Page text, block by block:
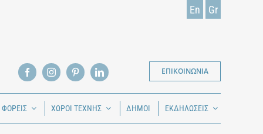
En Gr
ΕΠΙΚΟΙΝΩΝΙΑ
ΦΟΡΕΙΣ ΧΩΡΟΙ ΤΕΧΝΗΣ ΔΗΜΟΙ ΕΚΔΗΛΩΣΕΙΣ